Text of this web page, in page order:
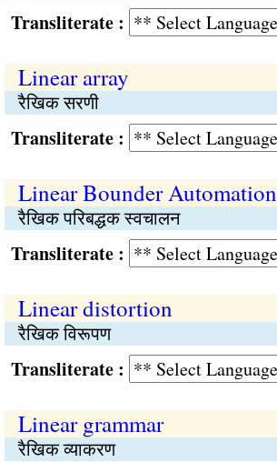
:
Linear array
रैखिक सरणी
:
Linear Bounder Automation
रैखिक परिबद्धक स्वचालन
:
Linear distortion
रैखिक विरूपण
:
Linear grammar
रैखिक व्याकरण